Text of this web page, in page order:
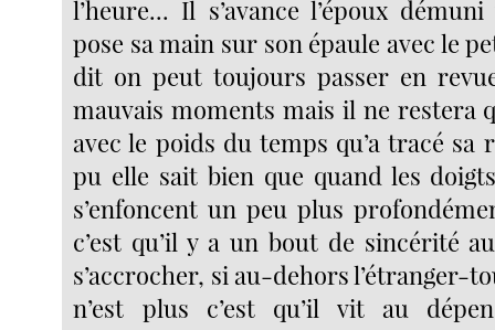
l’heure... Il s’avance l’époux
pose sa main sur son épaule avec le
dit on peut toujours passer en
mauvais moments mais il ne restera
avec le poids du temps qu’a tracé sa
pu elle sait bien que quand les
s’enfoncent un peu plus
c’est qu’il y a un bout de sincérité
s’accrocher, si au-dehors l’étranger-
n’est plus c’est qu’il vit au